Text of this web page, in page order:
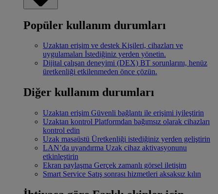
Popüler kullanım durumları
Uzaktan erişim ve destek Kişileri, cihazları ve
uygulamaları İstediğiniz yerden yönetin.
Dijital çalışan deneyimi (DEX) BT sorunlarını, henüz
üretkenliği etkilenmeden önce çözün.
Diğer kullanım durumları
Uzaktan erişim Güvenli bağlantı ile erişimi iyileştirin
Uzaktan kontrol Platformdan bağımsız olarak cihazları
kontrol edin
Uzak masaüstü Üretkenliği istediğiniz yerden geliştirin
LAN’da uyandırma Uzak cihaz aktivasyonunu
etkinleştirin
Ekran paylaşma Gerçek zamanlı görsel iletişim
Smart Service Satış sonrası hizmetleri aksaksız kılın